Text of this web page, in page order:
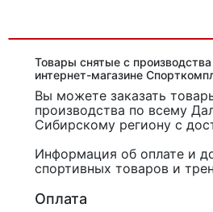
Товары снятые с
интернет-магазине
Вы можете заказать
производства по всему
Сибирскому региону с
Информация об оплате и
спортивных товаров и
Оплата